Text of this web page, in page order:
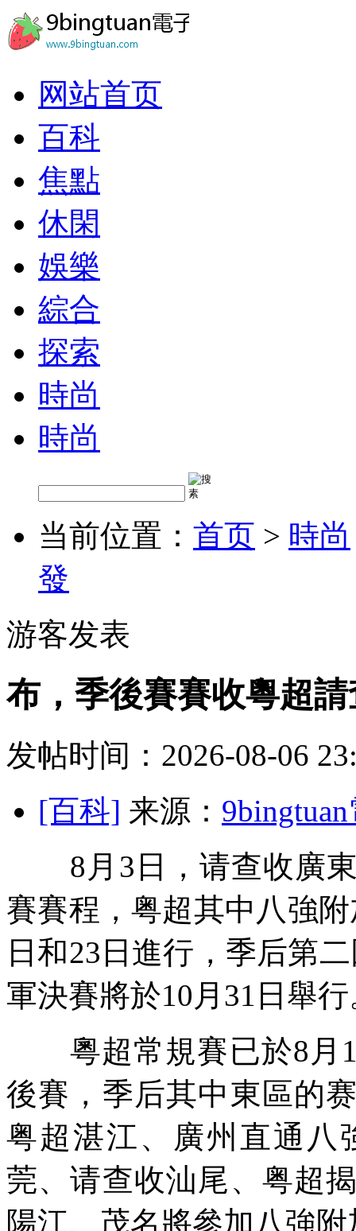
网站首页
百科
焦點
休閑
娛樂
綜合
探索
時尚
時尚
当前位置： 首页 > 時尚
發
游客发表
布，季後賽賽收粵超
发帖时间：2026-08-06
[百科] 来源：
8月3日，请查收廣東
賽賽程，粤超其中八強
日和23日進行，季后第
軍決賽將於10月31日舉
粵超常規賽已於8月1
後賽，季后其中東區的
粤超湛江、廣州直通八
莞、请查收汕尾、粤超
陽江、茂名將參加八強